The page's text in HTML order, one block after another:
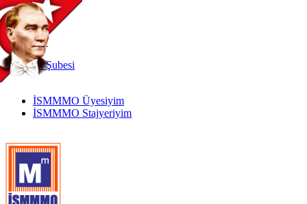
TR
|
EN
İnternetŞubesi
İSMMMO Üyesiyim
İSMMMO Stajyeriyim